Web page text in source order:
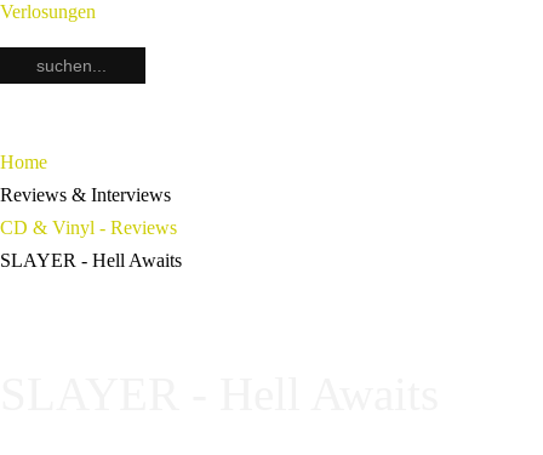
Verlosungen
Home
Reviews & Interviews
CD & Vinyl - Reviews
SLAYER - Hell Awaits